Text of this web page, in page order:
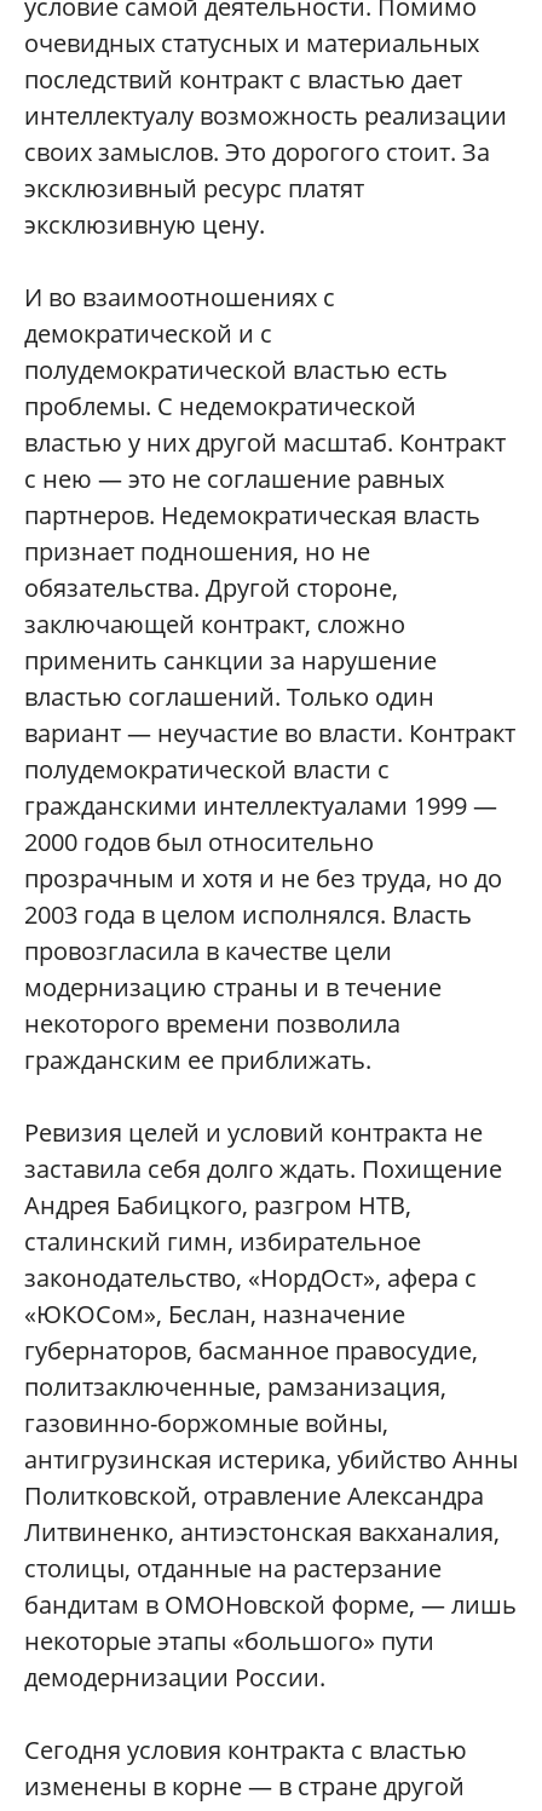
условие самой деятельности. Помимо
очевидных статусных и материальных
последствий контракт с властью дает
интеллектуалу возможность реализации
своих замыслов. Это дорогого стоит. За
эксклюзивный ресурс платят
эксклюзивную цену.
И во взаимоотношениях с
демократической и с
полудемократической властью есть
проблемы. С недемократической
властью у них другой масштаб. Контракт
с нею — это не соглашение равных
партнеров. Недемократическая власть
признает подношения, но не
обязательства. Другой стороне,
заключающей контракт, сложно
применить санкции за нарушение
властью соглашений. Только один
вариант — неучастие во власти. Контракт
полудемократической власти с
гражданскими интеллектуалами 1999 —
2000 годов был относительно
прозрачным и хотя и не без труда, но до
2003 года в целом исполнялся. Власть
провозгласила в качестве цели
модернизацию страны и в течение
некоторого времени позволила
гражданским ее приближать.
Ревизия целей и условий контракта не
заставила себя долго ждать. Похищение
Андрея Бабицкого, разгром НТВ,
сталинский гимн, избирательное
законодательство, «НордОст», афера с
«ЮКОСом», Беслан, назначение
губернаторов, басманное правосудие,
политзаключенные, рамзанизация,
газовинно-боржомные войны,
антигрузинская истерика, убийство Анны
Политковской, отравление Александра
Литвиненко, антиэстонская вакханалия,
столицы, отданные на растерзание
бандитам в ОМОНовской форме, — лишь
некоторые этапы «большого» пути
демодернизации России.
Сегодня условия контракта с властью
изменены в корне — в стране другой